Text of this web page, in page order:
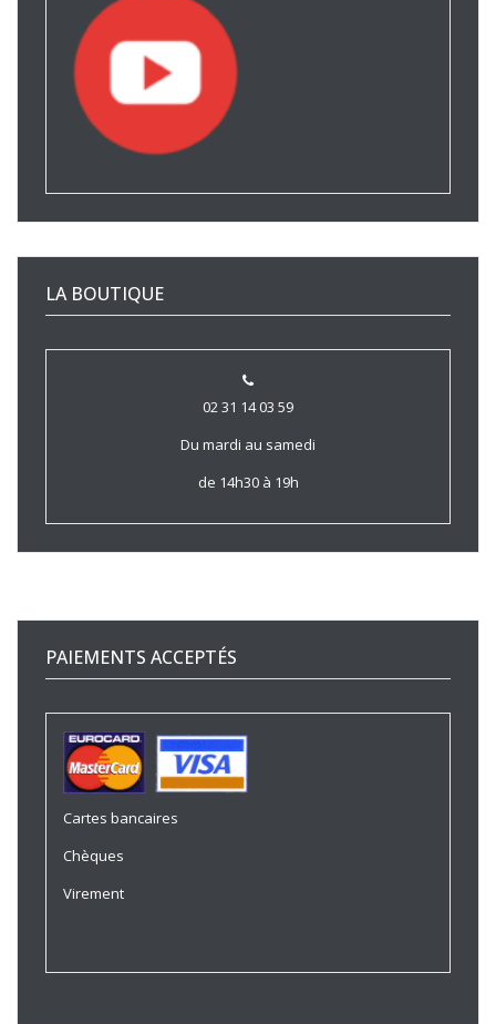
LA BOUTIQUE
02 31 14 03 59
Du mardi au samedi
de 14h30 à 19h
PAIEMENTS ACCEPTÉS
Cartes bancaires
Chèques
Virement